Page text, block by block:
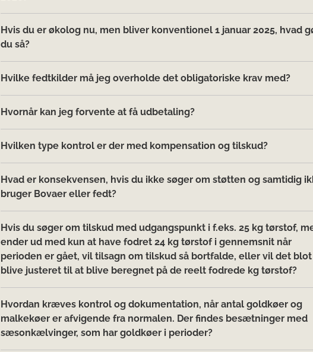
Hvis du er økolog nu, men bliver konventionel 1 januar 2025, hvad
du så?
Hvilke fedtkilder må jeg overholde det obligatoriske krav med?
Hvornår kan jeg forvente at få udbetaling?
Hvilken type kontrol er der med kompensation og tilskud?
Hvad er konsekvensen, hvis du ikke søger om støtten og samtidig
bruger Bovaer eller fedt?
Hvis du søger om tilskud med udgangspunkt i f.eks. 25 kg tørstof,
ender ud med kun at have fodret 24 kg tørstof i gennemsnit når
perioden er gået, vil tilsagn om tilskud så bortfalde, eller vil det blot
blive justeret til at blive beregnet på de reelt fodrede kg tørstof?
Hvordan kræves kontrol og dokumentation, når antal goldkøer og
malkekøer er afvigende fra normalen. Der findes besætninger med
sæsonkælvinger, som har goldkøer i perioder?